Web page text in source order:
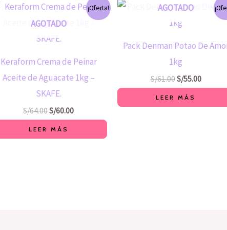
¡Oferta!
AGOTADO
Keraform Crema de Peinar
Aceite de Aguacate 1kg –
SKAFE.
S/64.00
El
original
S/64.00.
S/60.00
El
precio
LEER MÁS
AGOTADO
Pack Denman Potao De
1kg
S/61.00
El
precio
original
S/61.00.
S/55.00
precio
S/55.00.
LEER MÁS